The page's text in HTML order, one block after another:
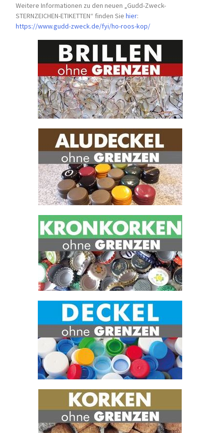
Weitere Informationen zu den neuen „Gudd-Zweck-
STERNZEICHEN-ETIKETTEN“ finden Siehier:
https://www.gudd-zweck.de/fyi/ho-roos-kop/